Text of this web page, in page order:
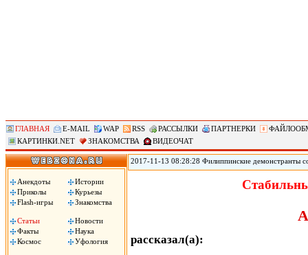
ГЛАВНАЯ E-MAIL WAP RSS РАССЫЛКИ ПАРТНЕРКИ
КАРТИНКИ.NET
ЗНАКОМСТВА ВИДЕОЧАТ
Анекдоты
Истории
Приколы
Курьезы
Flash-игры
Знакомства
Статьи
Новости
Факты
Наука
Космос
Уфология
2017-11-13 08:28:28 Филиппинские демонстранты
против «американского империализма» сожгли
вместе с началом 31-го саммита АСЕАН.
рассказал(а):